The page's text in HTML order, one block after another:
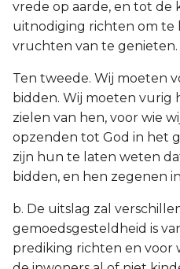
vrede op aarde, en tot de
uitnodiging richten om te
vruchten van te genieten.
Ten tweede. Wij moeten
bidden. Wij moeten vurig
zielen van hen, voor wie
opzenden tot God in het
zijn hun te laten weten
bidden, en hen zegenen
b. De uitslag zal
gemoedsgesteldheid is
prediking richten en voor